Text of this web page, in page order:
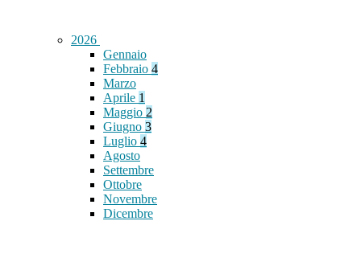
2026
Gennaio
Febbraio 4
Marzo
Aprile 1
Maggio 2
Giugno 3
Luglio 4
Agosto
Settembre
Ottobre
Novembre
Dicembre